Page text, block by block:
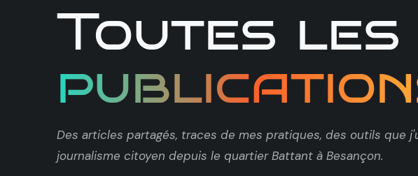
Toutes les
Des articles partagés, traces de mes pratiques, des outils que
journalisme citoyen depuis le quartier Battant à Besançon.